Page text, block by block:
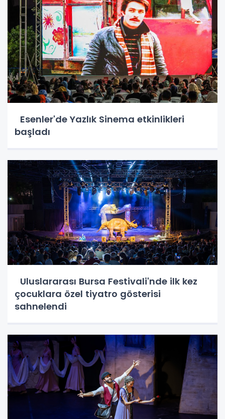
Esenler'de Yazlık Sinema etkinlikleri
başladı
Uluslararası Bursa Festivali'nde ilk kez
çocuklara özel tiyatro gösterisi
sahnelendi